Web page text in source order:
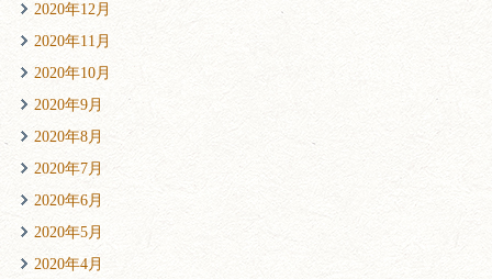
2020年12月
2020年11月
2020年10月
2020年9月
2020年8月
2020年7月
2020年6月
2020年5月
2020年4月